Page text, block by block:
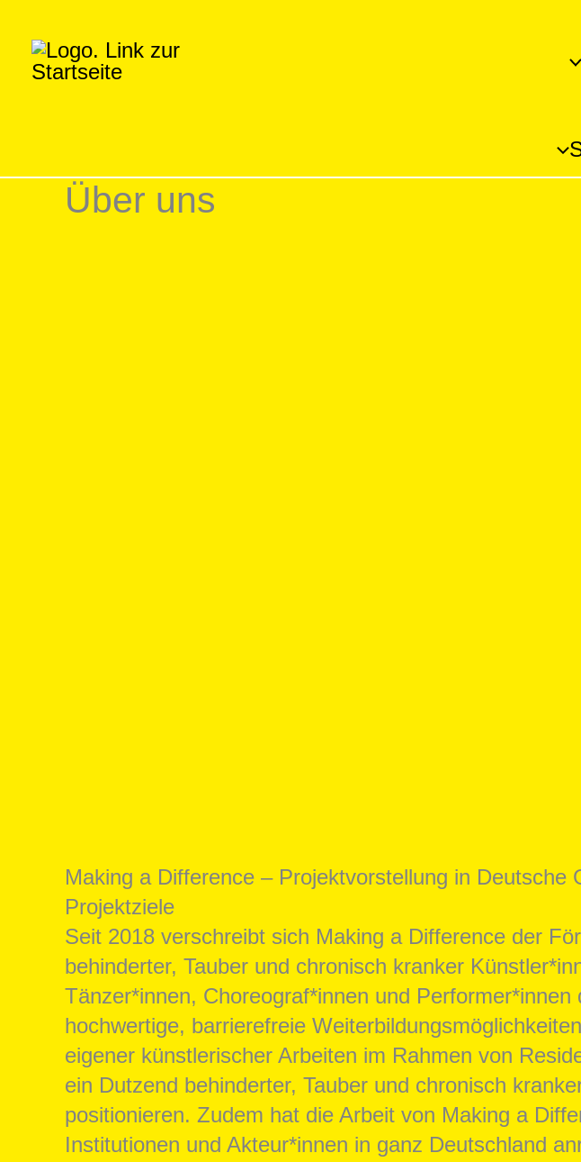
Inhalt
springen
Über uns
Making a Difference – Projektvorstellung in
Projektziele
Seit 2018 verschreibt sich Making a Difference der
behinderter, Tauber und chronisch kranker
Tänzer*innen, Choreograf*innen und
hochwertige, barrierefreie
eigener künstlerischer Arbeiten im Rahmen von
ein Dutzend behinderter, Tauber und chronisch
positionieren. Zudem hat die Arbeit von Making a
Institutionen und Akteur*innen in ganz Deutschland